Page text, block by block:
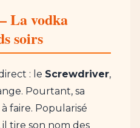
La vodka
soirs
: le Screwdriver,
Pourtant, sa
faire. Popularisé
il tire son nom des